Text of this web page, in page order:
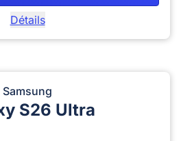
Détails
Samsung
S26 Ultra